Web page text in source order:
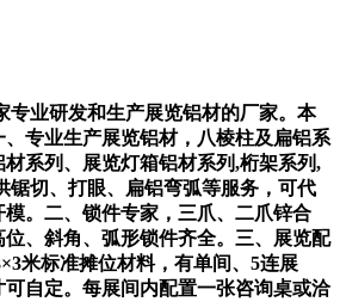
专业研发和生产展览铝材的厂家。本
专业生产展览铝材，八棱柱及扁铝系
系列、展览灯箱铝材系列,桁架系列,
锯切、打眼、扁铝弯弧等服务，可代
。二、锁件专家，三爪、二爪锌合
、斜角、弧形锁件齐全。三、展览配
米标准摊位材料，有单间、5连展
自定。每展间内配置一张咨询桌或洽